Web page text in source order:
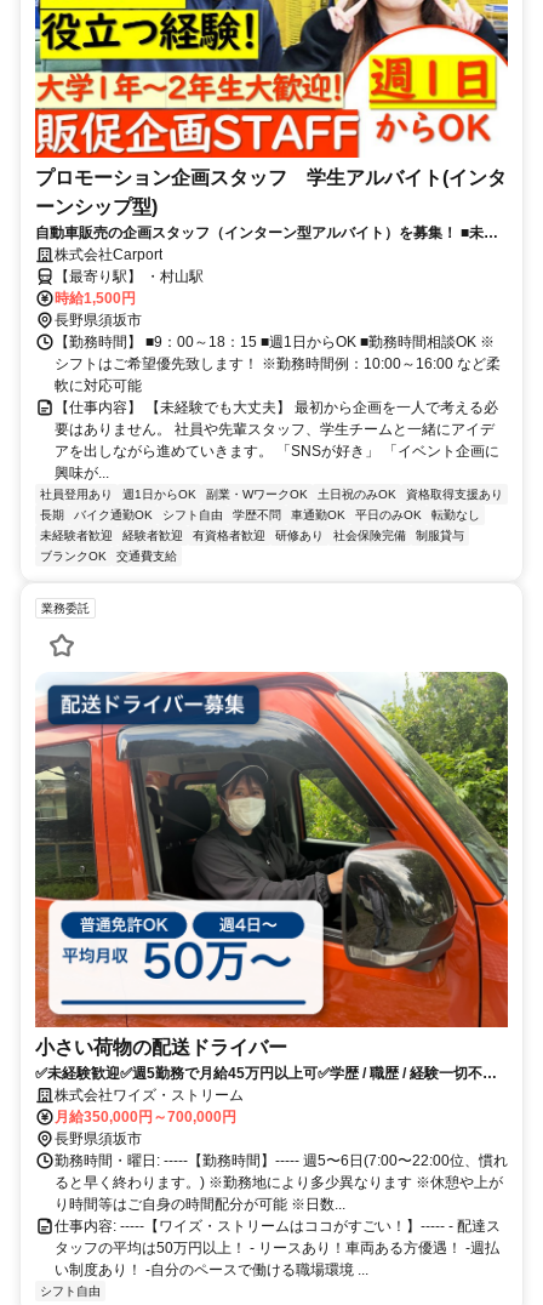
プロモーション企画スタッフ 学生アルバイト(インタ
ーンシップ型)
自動車販売の企画スタッフ（インターン型アルバイト）を募集！ ■未経
験OK！アイデアとやる気を重視！■大学1〜2年生の方歓迎（学年に応じ
た経験を積めます）
株式会社Carport
【最寄り駅】 ・村山駅
時給1,500円
長野県須坂市
【勤務時間】 ■9：00～18：15 ■週1日からOK ■勤務時間相談OK ※
シフトはご希望優先致します！ ※勤務時間例：10:00～16:00 など柔
軟に対応可能
【仕事内容】 【未経験でも大丈夫】 最初から企画を一人で考える必
要はありません。 社員や先輩スタッフ、学生チームと一緒にアイデ
アを出しながら進めていきます。 「SNSが好き」 「イベント企画に
興味が...
社員登用あり 週1日からOK 副業・WワークOK 土日祝のみOK
資格取得支援あり
長期
バイク通勤OK シフト自由 学歴不問 車通勤OK 平日のみOK
転勤なし
未経験者歓迎
経験者歓迎 有資格者歓迎 研修あり 社会保険完備
制服貸与
ブランクOK
交通費支給
業務委託
小さい荷物の配送ドライバー
✅未経験歓迎✅週5勤務で月給45万円以上可✅学歴 / 職歴 / 経験一切不
問！株式会社ワイズ・ストリーム
月給350,000円～700,000円
長野県須坂市
勤務時間・曜日: -----【勤務時間】----- 週5〜6日(7:00〜22:00位、慣れ
ると早く終わります。) ※勤務地により多少異なります ※休憩や上が
り時間等はご自身の時間配分が可能 ※日数...
仕事内容: -----【ワイズ・ストリームはココがすごい！】----- - 配達ス
タッフの平均は50万円以上！ - リースあり！車両ある方優遇！ -週払
い制度あり！ -自分のペースで働ける職場環境 ...
シフト自由